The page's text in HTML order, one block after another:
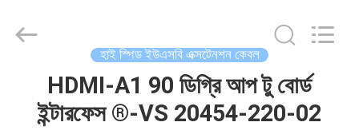
Technology
হাই স্পিড ইউএসবি এক্সটেনশন কেবল
HDMI-A1 90 ডিগ্রি আপ টু বোর্ড
ইন্টারফেস ®-VS 20454-220-02